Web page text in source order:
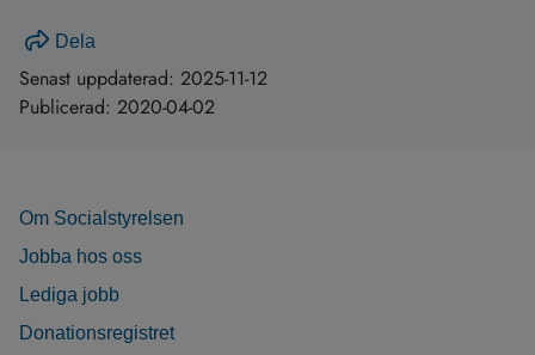
Dela
Senast uppdaterad: 2025-11-12
Publicerad: 2020-04-02
Om Socialstyrelsen
Jobba hos oss
Lediga jobb
Donationsregistret